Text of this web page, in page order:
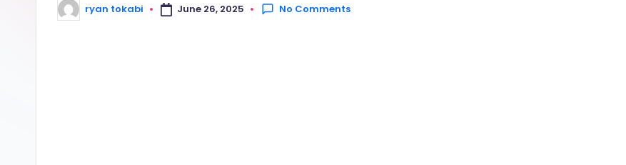
Posted
by
ryan tokabi June 26, 2025 No Comments